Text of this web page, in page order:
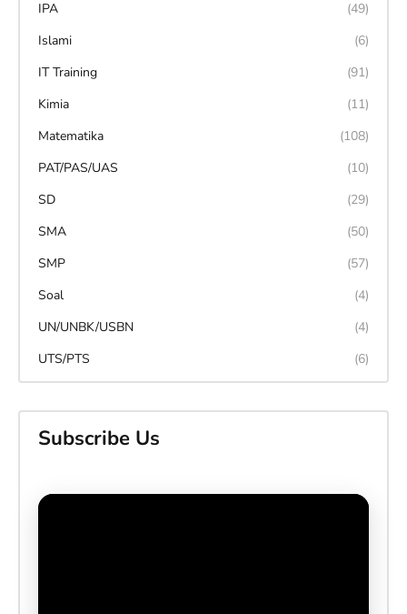
IPA
(49)
Islami
(6)
IT Training
(91)
Kimia
(11)
Matematika
(108)
PAT/PAS/UAS
(10)
SD
(29)
SMA
(50)
SMP
(57)
Soal
(4)
UN/UNBK/USBN
(4)
UTS/PTS
(6)
Subscribe Us